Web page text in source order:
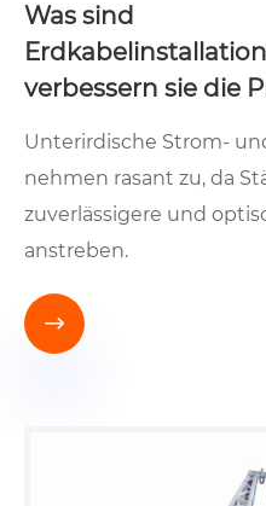
Was sind
verbessern sie die
Unterirdische Strom-
nehmen rasant zu, da
zuverlässigere und
anstreben.
